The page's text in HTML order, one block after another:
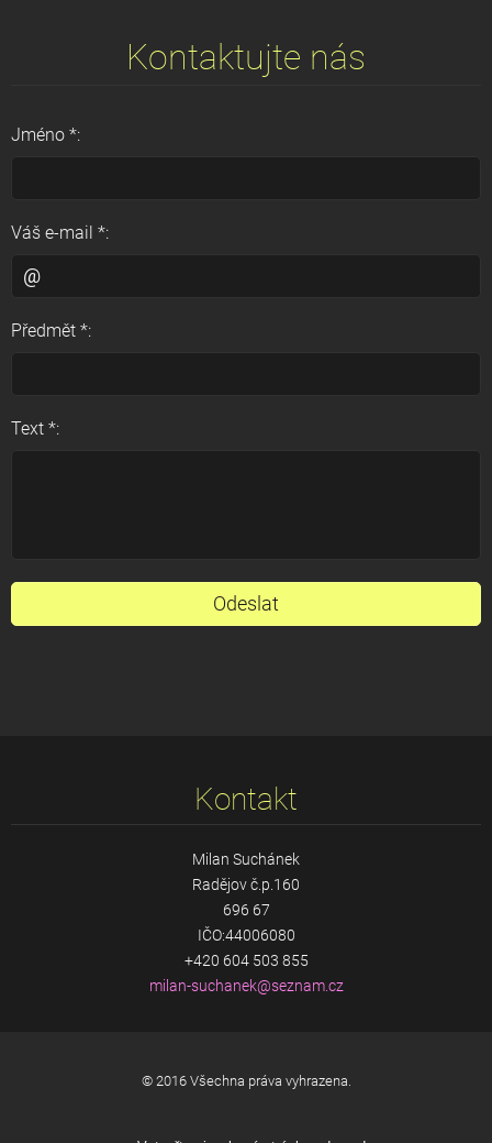
Kontaktujte nás
Jméno *:
Váš e-mail *:
Předmět *:
Text *:
Kontakt
Milan Suchánek
Radějov č.p.160
696 67
IČO:44006080
+420 604 503 855
milan-suchanek@seznam.cz
© 2016 Všechna práva vyhrazena.